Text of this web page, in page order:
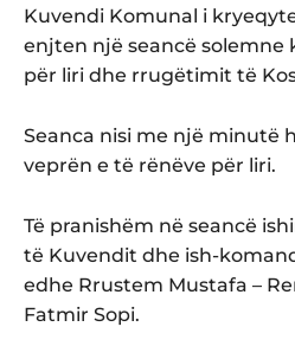
Kuvendi Komunal i
enjten një seancë solemne
për liri dhe rrugëtimit të
Seanca nisi me një minutë
veprën e të rënëve për liri.
Të pranishëm në seancë
të Kuvendit dhe ish-
edhe Rrustem Mustafa –
Fatmir Sopi.